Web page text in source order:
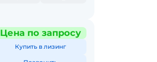
Цена по запросу
Купить в лизинг